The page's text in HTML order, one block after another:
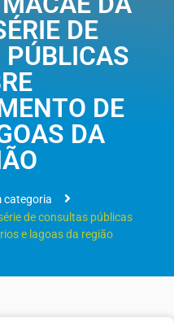
DE
PÚBLICAS
DE
DA
categoria
de consultas públicas
e lagoas da região